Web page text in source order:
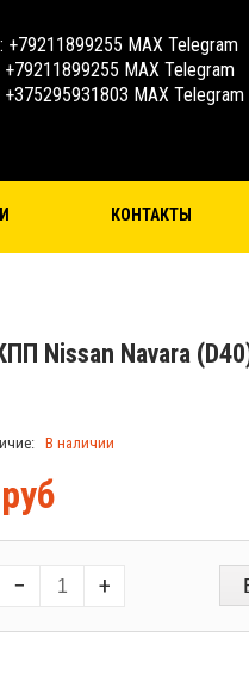
+79211899255 MAX Telegram
+79211899255 MAX Telegram
+375295931803 MAX Telegram
КОНТАКТЫ
Nissan Navara
В наличии
руб
− +